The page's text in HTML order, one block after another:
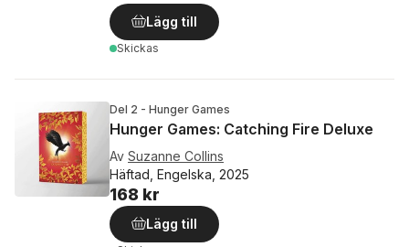
Lägg till
Skickas
Del 2 - Hunger Games
Hunger Games: Catching Fire Deluxe
Av Suzanne Collins
Häftad, Engelska, 2025
168 kr
Lägg till